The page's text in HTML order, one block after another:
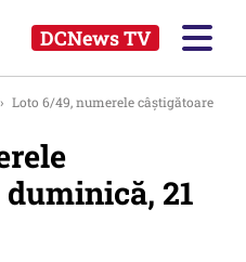
DCNews TV
› Loto 6/49, numerele câștigătoare
21